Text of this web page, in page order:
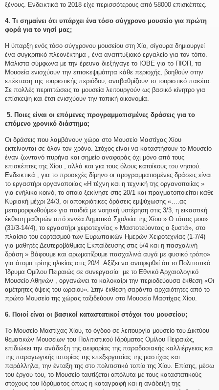
ξένους. Ενδεικτικά το 2018 είχε περισσότερους από 58000 επισκέπτες.
4. Τι σημαίνει ότι υπάρχει ένα τόσο σύγχρονο μουσείο για πρώτη
φορά για το νησί μας;
Η ύπαρξη ενός τόσο σύγχρονου μουσείου στη Χίο, σίγουρα δημιουργεί
ένα συγκριτικό πλεονέκτημα , ένα αναπτυξιακό εργαλείο για τον τόπο.
Μάλιστα σύμφωνα με την έρευνα διεξήγαγε το ΙΟΒΕ για το ΠΙΟΠ, τα
Μουσεία ενισχύουν την επισκεψιμότητα κάθε περιοχής, βοηθούν στην
επέκταση της τουριστικής περιόδου, αναβαθμίζουν το τουριστικό πακέτο.
Σε πολλές περιπτώσεις τα μουσεία λειτουργούν ως βασικό κίνητρο για
επίσκεψη και έτσι ενισχύουν την τοπική οικονομία.
5. Ποιες είναι οι επόμενες προγραμματισμένες δράσεις για το
επόμενο χρονικό διάστημα;
Οι δράσεις που λαμβάνουν χώρα στο Μουσείο Μαστίχας Χίου
εκτείνονται σε όλον τον χρόνο. Στόχος είναι να καταστήσουν το Μουσείο
έναν ζωντανό πυρήνα και σημείο αναφοράς όχι μόνο από τους
επισκέπτες της Χίου , αλλά και για τους όλους κατοίκους του νησιού.
Ενδεικτικά , για το προσεχές δίμηνο οι προγραμματισμένες δράσεις είναι
το εργαστήρι οργανοποιίας «Η τέχνη και η τεχνική της οργανοποιίας »
για ενήλικο κοινό, το οποίο ξεκίνησε στις 20/1 και πραγματοποιείται κάθε
Κυριακή μέχρι 24/3, οι αποκριάτικες δράσεις εμψύχωσης «….ας
μεταμορφωθούμε» για παιδιά με νοητική υστέρηση στις 3/3, η εικαστική
έκθεση μαθητών από εννέα Δημοτικά Σχολεία της Χίου » Ο τόπος μου»
(31/3-14/4), το εργαστήρι χειροτεχνίας » Μαστοτεύοντας α ξυστά», στο
πλαίσιο του εορτασμού των Ευρωπαικών Ημερών Χειροτεχνίας (1-7/4)
για μαθητές Δευτεροβάθμιας Εκπαίδευσης στις 5/4 και η πασχαλινή
δράση » Βάφουμε και αρωματίζουμε πασχαλινά αυγά με φυσικό τρόπο»
για άτομα τρίτης ηλικίας στις 20/4. Αξίζει να αναφερθεί ότι το Πολιτιστικό
Ίδρυμα Ομίλου Πειραιώς σε συνεργασία με το Εθνικό Αρχαιολογικό
Μουσείο Αθηνών , οργανώνει το καλοκαίρι την περιοδεύουσα έκθεση «Οι
αμέτρητες όψεις του ωραίου». Στην έκθεση σαράντα αρχαιότητες από το
πρώτο Μουσείο της χώρας ταξιδεύουν στο Μουσείο Μαστίχας Χίου.
6. Ποιοί είναι οι βασικοί καταστατικοί στόχοι του μουσείου;
Το Μουσείο Μαστίχας Χίου, το όγδοο σε λειτουργία μουσείο του Δικτύου
θεματικών Μουσείων του Πολιτιστικού Ιδρύματος Ομίλου Πειραιώς,
επιδιώκει την ανάδειξη της αειφορίας της παραδοσιακής καλλιέργειας και
της παραγωγικής ιστορίας της επεξεργασίας της μαστίχας και
παράλληλα, την ένταξη της στο πολιτιστικό τοπίο της Χίου. Επίσης, μέσω
του έργου του, το Μουσείο ταυτίζεται απόλυτα με τους καταστατικούς
στόχους του Ιδρύματος όπως η καταγραφή και η ανάδειξη της